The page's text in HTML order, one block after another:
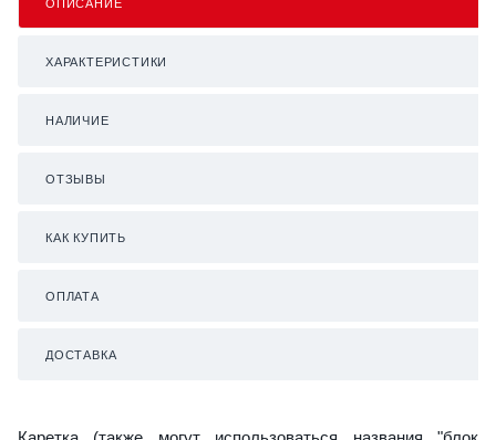
ОПИСАНИЕ
ХАРАКТЕРИСТИКИ
НАЛИЧИЕ
ОТЗЫВЫ
КАК КУПИТЬ
ОПЛАТА
ДОСТАВКА